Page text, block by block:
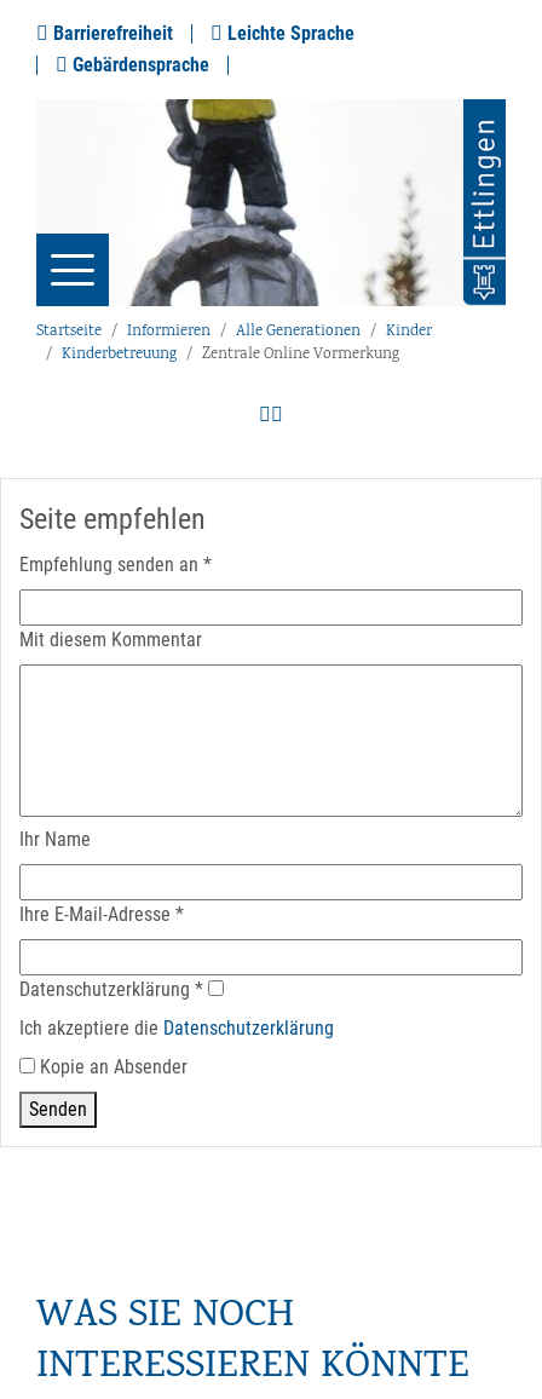
Barrierefreiheit
Leichte Sprache
Gebärdensprache
Startseite Informieren Alle Generationen
Kinder
Kinderbetreuung
Zentrale Online Vormerkung
Seite empfehlen
Empfehlung senden an *
Mit diesem Kommentar
Ihr Name
Ihre E-Mail-Adresse *
Datenschutz­erklärung *
Ich akzeptiere die Datenschutz­erklärung
Kopie an Absender
WAS SIE NOCH
INTERESSIEREN KÖNNTE